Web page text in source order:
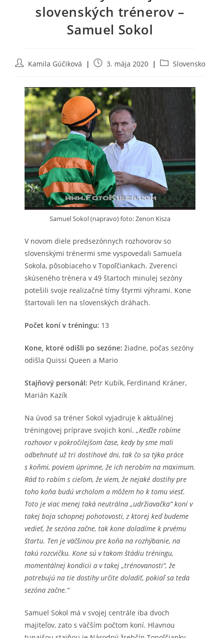
slovenských trénerov –
Samuel Sokol
Post Kamila Gúčiková
Post 3. mája 2020
Post Slovensko
Samuel Sokol (napravo) foto: Zenon Kisza
V novom diele predsezónnych rozhovorov so
slovenskými trénermi sme vyspovedali Samuela
Sokola, pôsobiaceho v Topoľčiankach. Zverenci
skúseného trénera v 49 štartoch minulej sezóny
potešili svoje realizačné tímy štyrmi výhrami. Kone
štartovali len na slovenských dráhach.
Počet koní v tréningu: 13
Kone, ktoré odišli po sezóne: žiadne, počas sezóny
odišla Quissi Queen a Mario
Stajňový personál: Petr Kubík, Ferdinand Kráner,
Marián Kazík
Na úvod sa tréner Sokol vyjadruje k aktuálnej
tréningovej príprave svojich koní. „Keďže robíme
rozhovor v pokročilejšom čase, kedy by sme mali
odbehnuté už tri dostihové dni, tak čo sa týka práce
s koňmi, poviem úprimne, že ich nerobím na maximum.
Rád to robím s cieľom, že viem, že nejaké dostihy pre
toho koňa budú vrcholom a môžem ho k tomu viesť.
Toto je viac menej taká neutrálna „udržiavačka“ koní v
takej boja schopnej pohotovosti, z ktorej keď budeme
vedieť, že sezóna začne, tak kone doladíme k prvému
štartu. Ten je väčšinou pre koňa na rozhýbanie, na
takú rozcvičku. Kone sú v takom štádiu tréningu,
momentálnej kondícii a v takej „trénovanosti“, že
potrebujú na tie dostihy určite doladiť, pokiaľ sa teda
sezóna začne.“
Samuel Sokol má v svojej centrále iba dvoch
majiteľov, zato s väčším počtom koní. Hlavnou